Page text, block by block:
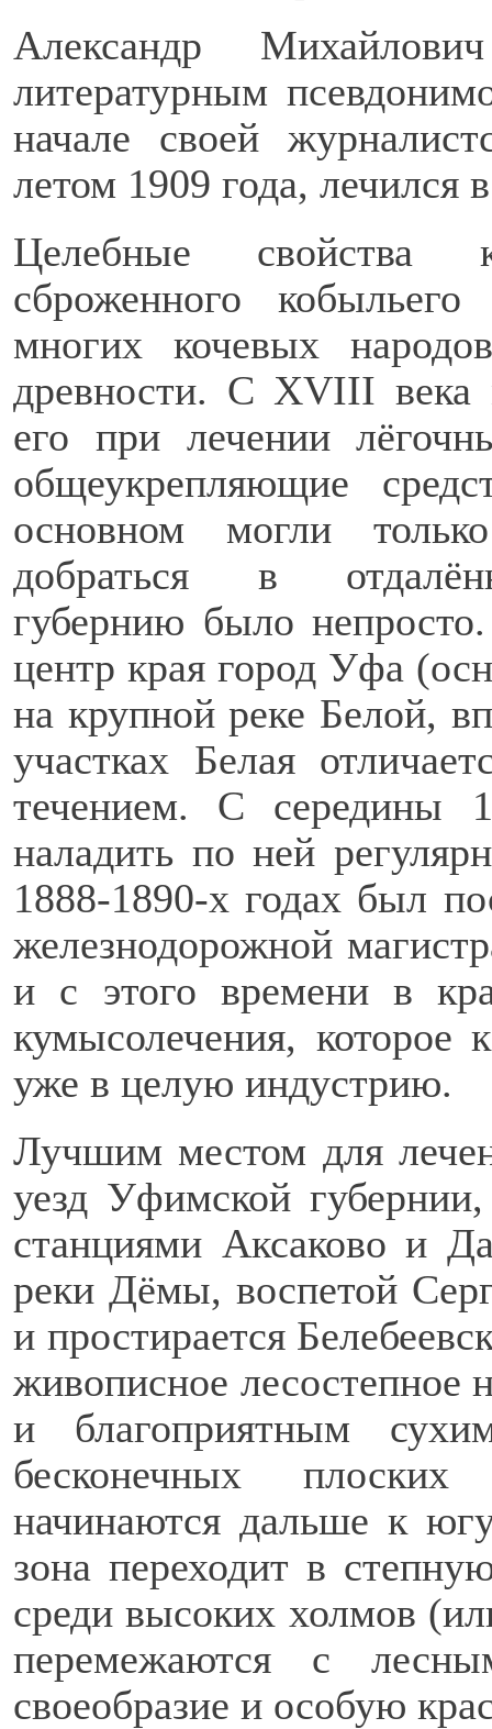
Александр
литературным
начале своей
летом 1909 года,
Целебные свойства
сброженного
многих кочевых
древности. С XVIII века
его при лечении
общеукрепляющие
основном могли
добраться в
губернию было
центр края город Уфа
на крупной реке Белой,
участках Белая
течением. С середины
наладить по ней
1888-1890-х годах был
железнодорожной
и с этого времени в
кумысолечения, которое
уже в целую индустрию.
Лучшим местом для
уезд Уфимской
станциями Аксаково и
реки Дёмы, воспетой
и простирается
живописное лесостепное
и благоприятным
бесконечных
начинаются дальше к
зона переходит в
среди высоких холмов
перемежаются с
своеобразие и особую